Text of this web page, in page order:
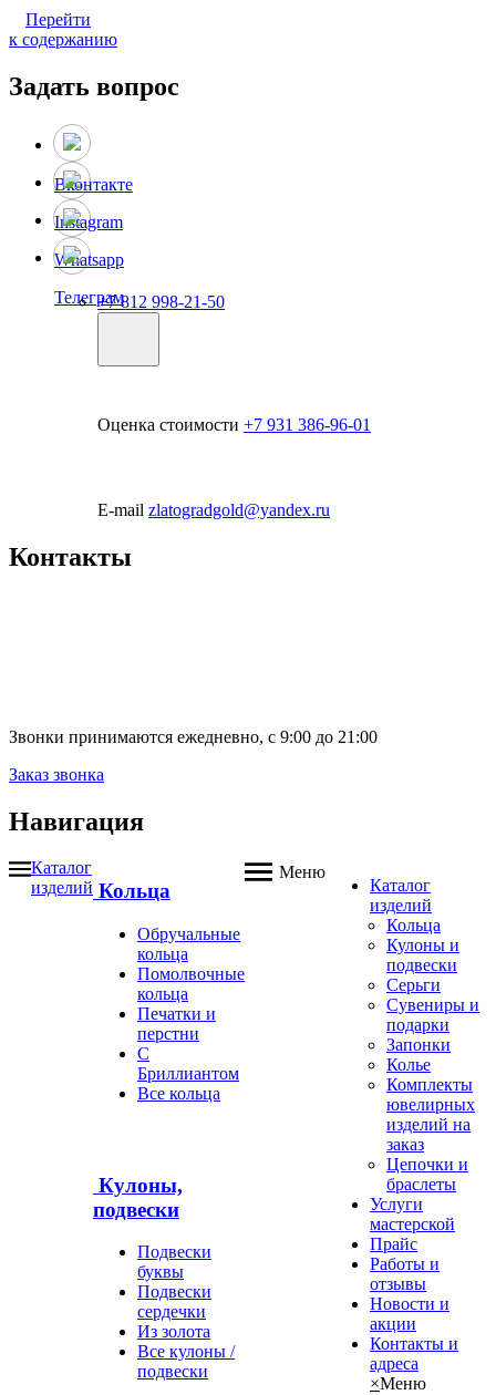
Перейти
к содержанию
Задать вопрос
Вконтакте
Instagram
Whatsapp
Телеграм+7 812 998-21-50
Оценка стоимости +7 931 386-96-01
E-mail zlatogradgold@yandex.ru
Контакты
Звонки принимаются ежедневно, с 9:00 до 21:00
Заказ звонка
Навигация
Каталог
изделий Кольца
Обручальные
кольца
Помолвочные
кольца
Печатки и
перстни
С
Бриллиантом
Все кольца
Кулоны,
подвески
Подвески
буквы
Подвески
сердечки
Из золота
Все кулоны /
подвески
Меню
Каталог
изделий
Кольца
Кулоны и
подвески
Серьги
Сувениры и
подарки
Запонки
Колье
Комплекты
ювелирных
изделий на
заказ
Цепочки и
браслеты
Услуги
мастерской
Прайс
Работы и
отзывы
Новости и
акции
Контакты и
адреса
×Меню